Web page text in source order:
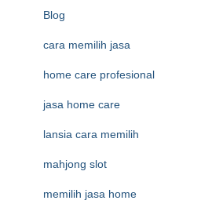
Blog
cara memilih jasa
home care profesional
jasa home care
lansia cara memilih
mahjong slot
memilih jasa home